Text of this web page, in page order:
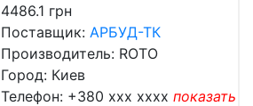
4486.1 грн
Поставщик: АРБУД-ТК
Производитель: ROTO
Город: Киев
Телефон: +380 xxx xxxx показать